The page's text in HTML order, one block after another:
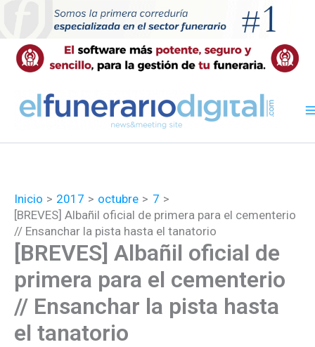
contenido
Inicio 2017 octubre
7
[BREVES] Albañil oficial de primera para el cementerio
// Ensanchar la pista hasta el tanatorio
[BREVES] Albañil oficial de
primera para el cementerio
// Ensanchar la pista hasta
el tanatorio